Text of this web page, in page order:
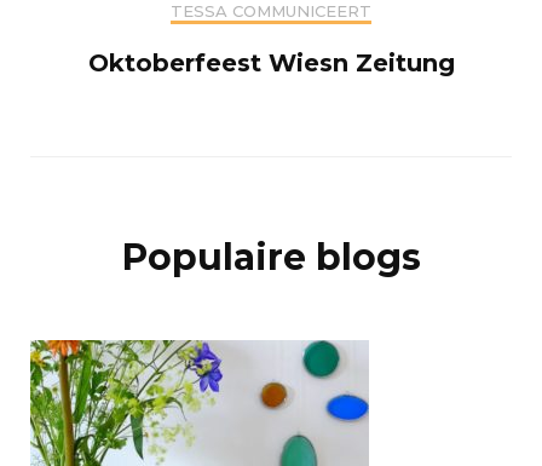
TESSA COMMUNICEERT
Oktoberfeest Wiesn Zeitung
Populaire blogs